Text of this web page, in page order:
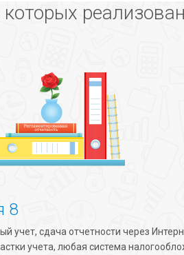
8
учет, сдача отчетности через
учета, любая система